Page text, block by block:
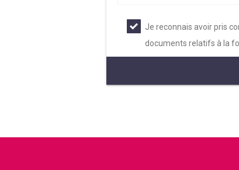
Je reconnais avoir pris
documents relatifs à la